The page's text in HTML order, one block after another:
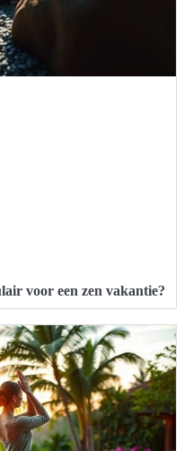
voor een zen vakantie?